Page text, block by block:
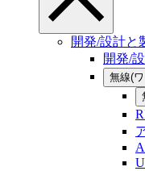
開発/設計と
開発/
無線(